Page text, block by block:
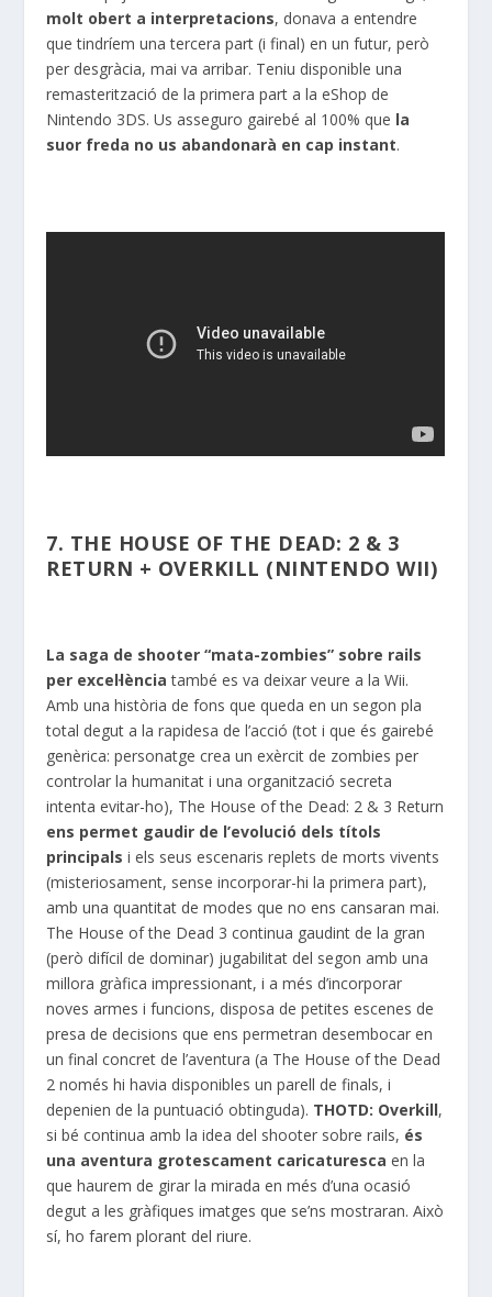
molt obert a interpretacions, donava a entendre
que tindríem una tercera part (i final) en un futur, però
per desgràcia, mai va arribar. Teniu disponible una
remasterització de la primera part a la eShop de
Nintendo 3DS. Us asseguro gairebé al 100% que la
suor freda no us abandonarà en cap instant.
7. THE HOUSE OF THE DEAD: 2 & 3
RETURN + OVERKILL (NINTENDO WII)
La saga de shooter “mata-zombies” sobre rails
per excel·lència també es va deixar veure a la Wii.
Amb una història de fons que queda en un segon pla
total degut a la rapidesa de l’acció (tot i que és gairebé
genèrica: personatge crea un exèrcit de zombies per
controlar la humanitat i una organització secreta
intenta evitar-ho), The House of the Dead: 2 & 3 Return
ens permet gaudir de l’evolució dels títols
principals i els seus escenaris replets de morts vivents
(misteriosament, sense incorporar-hi la primera part),
amb una quantitat de modes que no ens cansaran mai.
The House of the Dead 3 continua gaudint de la gran
(però difícil de dominar) jugabilitat del segon amb una
millora gràfica impressionant, i a més d’incorporar
noves armes i funcions, disposa de petites escenes de
presa de decisions que ens permetran desembocar en
un final concret de l’aventura (a The House of the Dead
2 només hi havia disponibles un parell de finals, i
depenien de la puntuació obtinguda). THOTD: Overkill,
si bé continua amb la idea del shooter sobre rails, és
una aventura grotescament caricaturesca en la
que haurem de girar la mirada en més d’una ocasió
degut a les gràfiques imatges que se’ns mostraran. Això
sí, ho farem plorant del riure.